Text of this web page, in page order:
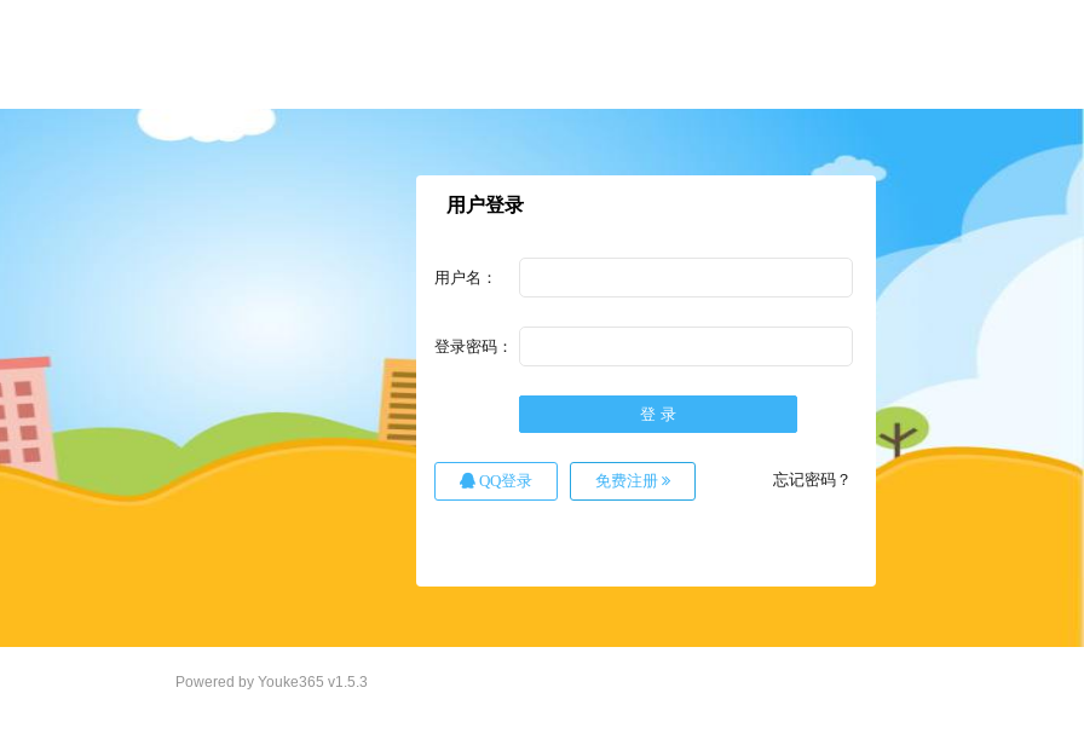
用户登录
用户名：
登录密码：
QQ登录 免费注册 忘记密码？
Powered by Youke365 v1.5.3